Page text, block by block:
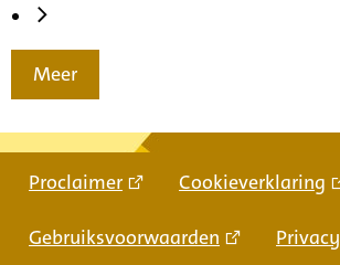
Meer
Proclaimer Cookieverklaring
Gebruiksvoorwaarden Privacy